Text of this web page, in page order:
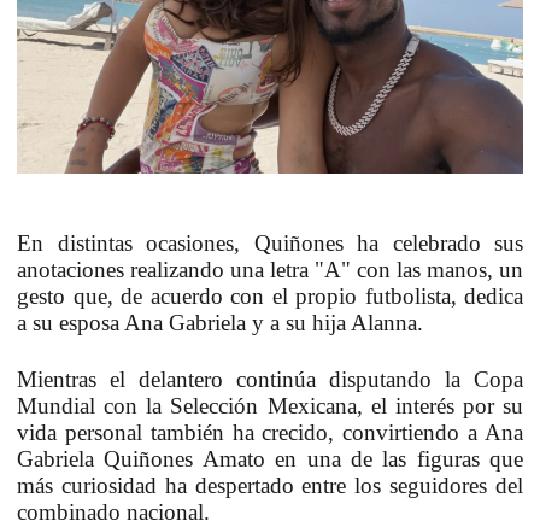
En distintas ocasiones, Quiñones ha celebrado sus
anotaciones realizando una letra "A" con las manos, un
gesto que, de acuerdo con el propio futbolista, dedica
a su esposa Ana Gabriela y a su hija Alanna.
Mientras el delantero continúa disputando la Copa
Mundial con la Selección Mexicana, el interés por su
vida personal también ha crecido, convirtiendo a Ana
Gabriela Quiñones Amato en una de las figuras que
más curiosidad ha despertado entre los seguidores del
combinado nacional.